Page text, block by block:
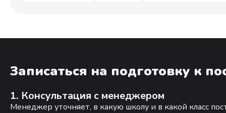
Записаться на подготовку к
1. Консультация с менеджером
Менеджер уточняет, в какую школу и в какой класс